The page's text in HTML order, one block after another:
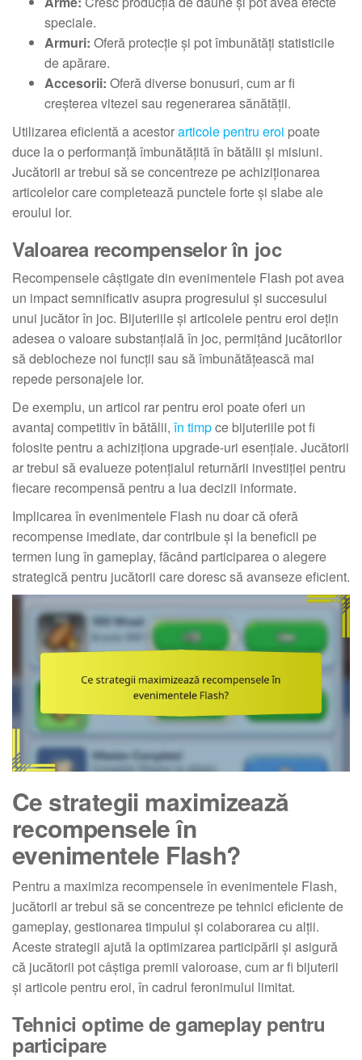
speciale.
Armuri: Oferă protecție și pot îmbunătăți statisticile
de apărare.
Accesorii: Oferă diverse bonusuri, cum ar fi
creșterea vitezei sau regenerarea sănătății.
Utilizarea eficientă a acestorarticole pentru eroi poate
duce la o performanță îmbunătățită în bătălii și misiuni.
Jucătorii ar trebui să se concentreze pe achiziționarea
articolelor care completează punctele forte și slabe ale
eroului lor.
Valoarea recompenselor în joc
Recompensele câștigate din evenimentele Flash pot avea
un impact semnificativ asupra progresului și succesului
unui jucător în joc. Bijuteriile și articolele pentru eroi dețin
adesea o valoare substanțială în joc, permițând jucătorilor
să deblocheze noi funcții sau să îmbunătățească mai
repede personajele lor.
De exemplu, un articol rar pentru eroi poate oferi un
avantaj competitiv în bătălii, în timpce bijuteriile pot fi
folosite pentru a achiziționa upgrade-uri esențiale. Jucătorii
ar trebui să evalueze potențialul returnării investiției pentru
fiecare recompensă pentru a lua decizii informate.
Implicarea în evenimentele Flash nu doar că oferă
recompense imediate, dar contribuie și la beneficii pe
termen lung în gameplay, făcând participarea o alegere
strategică pentru jucătorii care doresc să avanseze eficient.
Ce strategii maximizează
recompensele în
evenimentele Flash?
Pentru a maximiza recompensele în evenimentele Flash,
jucătorii ar trebui să se concentreze pe tehnici eficiente de
gameplay, gestionarea timpului și colaborarea cu alții.
Aceste strategii ajută la optimizarea participării și asigură
că jucătorii pot câștiga premii valoroase, cum ar fi bijuterii
și articole pentru eroi, în cadrul feronimului limitat.
Tehnici optime de gameplay pentru
participare